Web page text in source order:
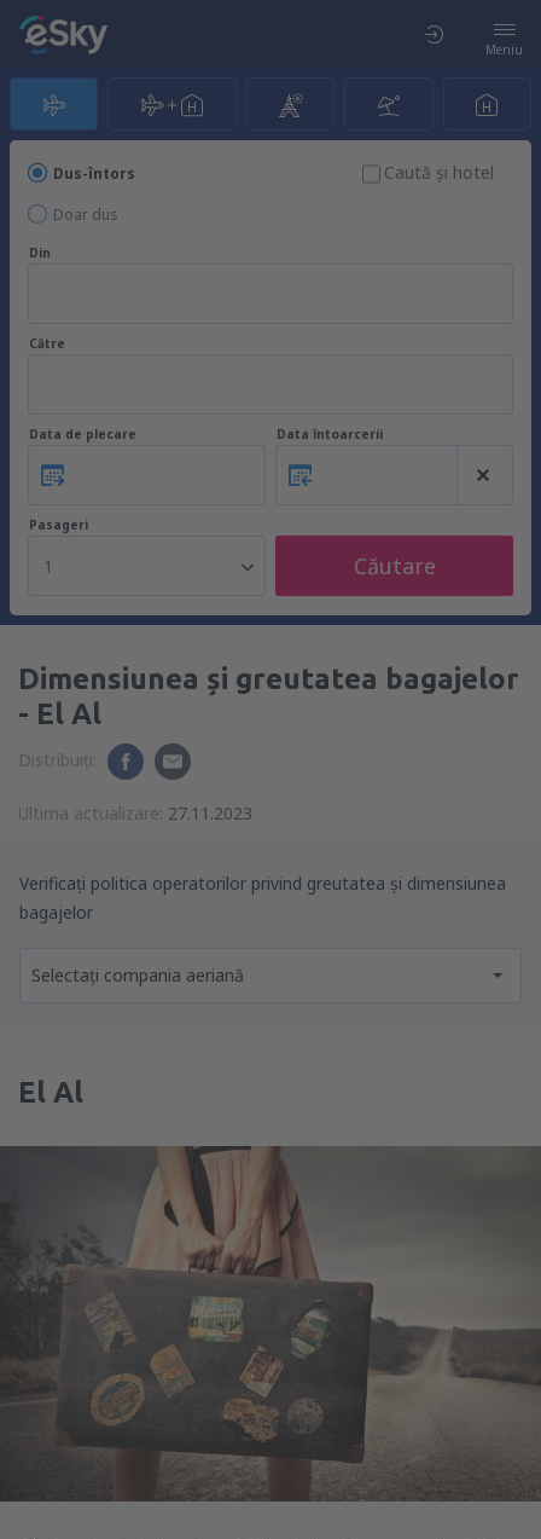
Meniu
Dus-întors
Doar dus
Caută şi hotel
Din
Către
Data de plecare Data întoarcerii
Pasageri
1 Căutare
Dimensiunea și greutatea bagajelor
- El Al
Distribuiți:
Ultima actualizare: 27.11.2023
Verificați politica operatorilor privind greutatea și dimensiunea
bagajelor
Selectați compania aeriană
El Al